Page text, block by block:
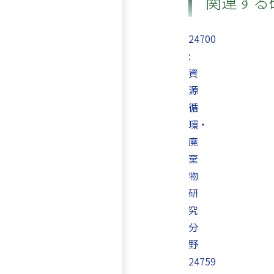
24700
:
資
源
循
環・
廃
棄
物
研
究
分
野
24759